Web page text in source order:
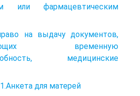
или фармацевтическим
на выдачу документов,
временную
медицинские
для матерей